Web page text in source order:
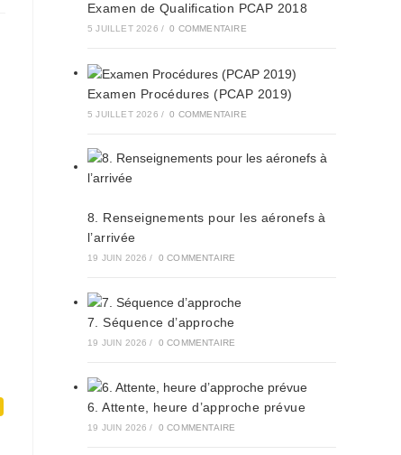
Examen de Qualification PCAP 2018
5 JUILLET 2026 / 0 COMMENTAIRE
Examen Procédures (PCAP 2019)
5 JUILLET 2026 / 0 COMMENTAIRE
8. Renseignements pour les aéronefs à
l’arrivée
19 JUIN 2026 / 0 COMMENTAIRE
7. Séquence d’approche
19 JUIN 2026 / 0 COMMENTAIRE
6. Attente, heure d’approche prévue
19 JUIN 2026 / 0 COMMENTAIRE